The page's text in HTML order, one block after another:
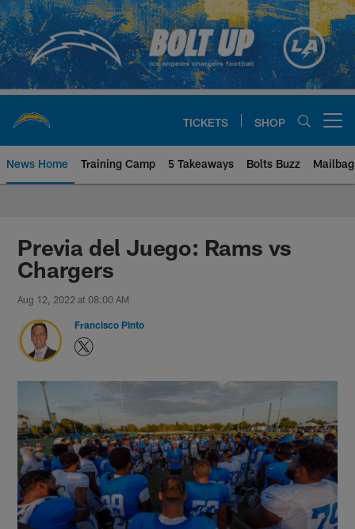
Skip
to
main
content
TICKETS SHOP
News Home Training Camp 5 Takeaways Bolts Buzz Mailbag
Chargers Official Site | Los
Previa del Juego: Rams vs
Chargers
Aug 12, 2022 at 08:00 AM
Francisco Pinto